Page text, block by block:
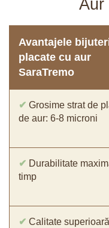
Aur
Avantajele
placate cu aur
SaraTremo
✔ Grosime strat de
de aur: 6-8 microni
✔ Durabilitate
timp
✔ Calitate